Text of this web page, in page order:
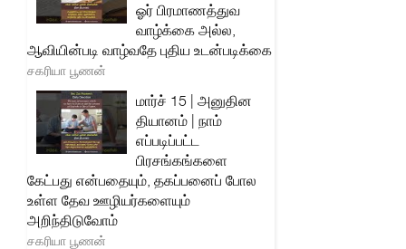
ஓர் பிரமாணத்துவ
வாழ்க்கை அல்ல,
ஆவியின்படி வாழ்வதே புதிய உடன்படிக்கை
சகரியா பூணன்
மார்ச் 15 | அனுதின
தியானம் | நாம்
எப்படிப்பட்ட
பிரசங்கங்களை
கேட்பது என்பதையும், தகப்பனைப் போல
உள்ள தேவ ஊழியர்களையும்
அறிந்திடுவோம்
சகரியா பூணன்